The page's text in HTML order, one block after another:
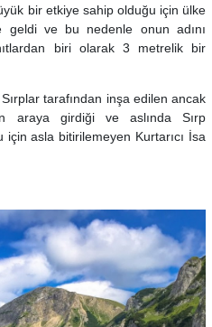
bir etkiye sahip olduğu için ülke
ve bu nedenle onun adını
biri olarak 3 metrelik bir
tarafından inşa edilen ancak
araya girdiği ve aslında Sırp
asla bitirilemeyen Kurtarıcı İsa